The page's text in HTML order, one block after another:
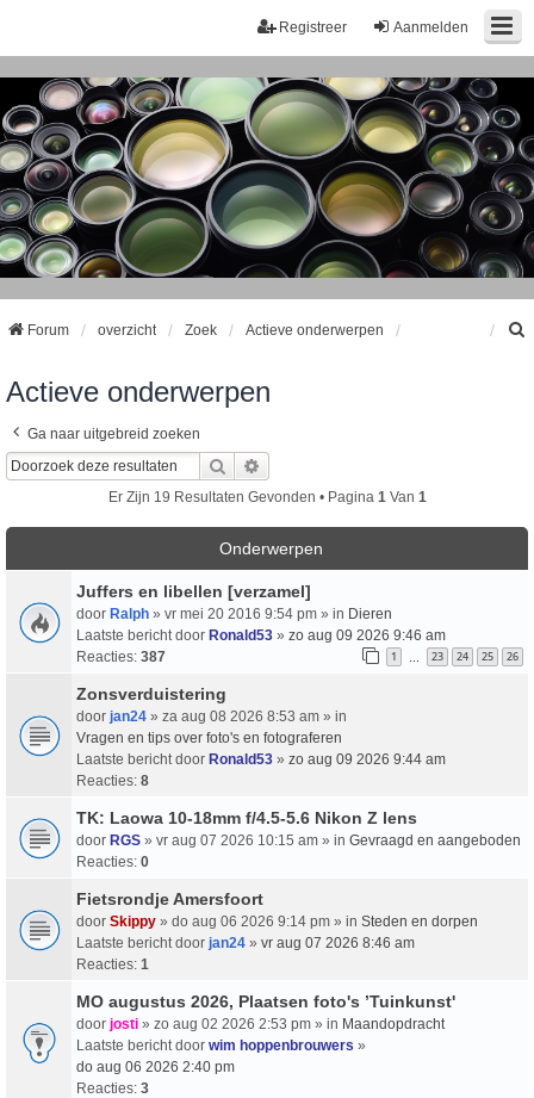
Aanmelden
Registreer
Forum overzicht Zoek Actieve onderwerpen
Actieve onderwerpen
Ga naar uitgebreid zoeken
Zoek
Er Zijn 19 Resultaten Gevonden • Pagina 1 Van 1
Onderwerpen
Juffers en libellen [verzamel]
door Ralph » vr mei 20 2016 9:54 pm » in Dieren
Laatste bericht door Ronald53 » zo aug 09 2026 9:46 am
Reacties: 387 1 … 23 24 25 26
Zonsverduistering
door jan24 » za aug 08 2026 8:53 am » in
Vragen en tips over foto's en fotograferen
Laatste bericht door Ronald53 » zo aug 09 2026 9:44 am
Reacties: 8
TK: Laowa 10-18mm f/4.5-5.6 Nikon Z lens
door RGS » vr aug 07 2026 10:15 am » in Gevraagd en aangeboden
Reacties: 0
Fietsrondje Amersfoort
door Skippy » do aug 06 2026 9:14 pm » in Steden en dorpen
Laatste bericht door jan24 » vr aug 07 2026 8:46 am
Reacties: 1
MO augustus 2026, Plaatsen foto's ’Tuinkunst'
door josti » zo aug 02 2026 2:53 pm » in Maandopdracht
Laatste bericht door wim hoppenbrouwers »
do aug 06 2026 2:40 pm
Reacties: 3